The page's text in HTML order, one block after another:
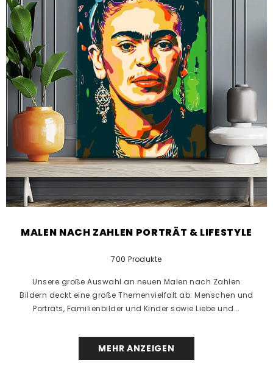
MALEN NACH ZAHLEN PORTRÄT & LIFESTYLE
700 Produkte
Unsere große Auswahl an neuen Malen nach Zahlen
Bildern deckt eine große Themenvielfalt ab: Menschen und
Porträts, Familienbilder und Kinder sowie Liebe und...
MEHR ANZEIGEN